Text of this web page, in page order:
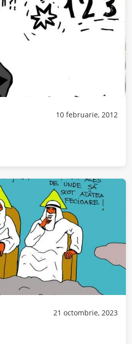
10 februarie, 2012
21 octombrie, 2023